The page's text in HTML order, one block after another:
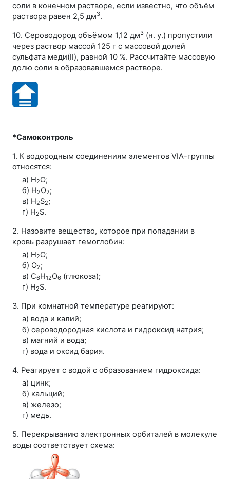
соли в конечном растворе, если известно, что объём
раствора равен 2,5 дм3.
10. Cероводород объёмом 1,12 дм3 (н. у.) пропустили
через раствор массой 125 г с массовой долей
сульфата меди(II), равной 10 %. Рассчитайте массовую
долю соли в образовавшемся растворе.
*Самоконтроль
1. К водородным соединениям элементов VIA-группы
относятся:
а) H2O;
б) H2O2;
в) H2S2;
г) H2S.
2. Назовите вещество, которое при попадании в
кровь разрушает гемоглобин:
а) H2O;
б) O2;
в) С6H12О6 (глюкоза);
г) H2S.
3. При комнатной температуре реагируют:
а) вода и калий;
б) сероводородная кислота и гидроксид натрия;
в) магний и вода;
г) вода и оксид бария.
4. Реагирует с водой с образованием гидроксида:
а) цинк;
б) кальций;
в) железо;
г) медь.
5. Перекрыванию электронных орбиталей в молекуле
воды соответствует схема: